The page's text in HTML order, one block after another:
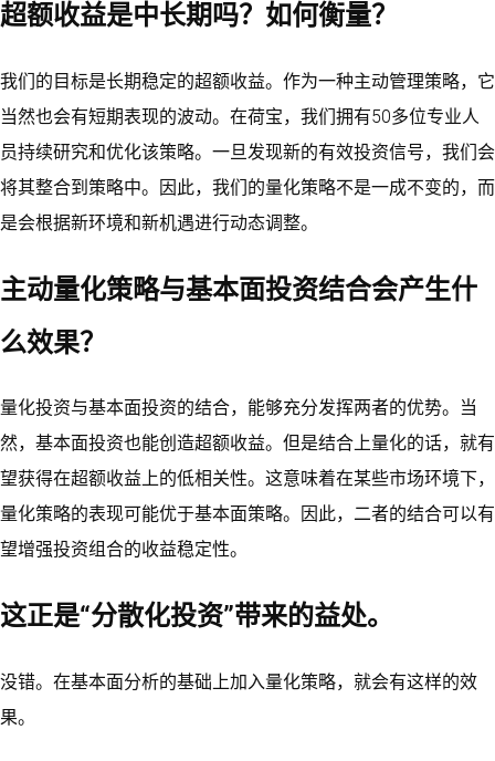
超额收益是中长期吗？如何衡量？
我们的目标是长期稳定的超额收益。作为一种主动管理策略，它
当然也会有短期表现的波动。在荷宝，我们拥有50多位专业人
员持续研究和优化该策略。一旦发现新的有效投资信号，我们会
将其整合到策略中。因此，我们的量化策略不是一成不变的，而
是会根据新环境和新机遇进行动态调整。
主动量化策略与基本面投资结合会产生什
么效果？
量化投资与基本面投资的结合，能够充分发挥两者的优势。当
然，基本面投资也能创造超额收益。但是结合上量化的话，就有
望获得在超额收益上的低相关性。这意味着在某些市场环境下，
量化策略的表现可能优于基本面策略。因此，二者的结合可以有
望增强投资组合的收益稳定性。
这正是“分散化投资”带来的益处。
没错。在基本面分析的基础上加入量化策略，就会有这样的效
果。